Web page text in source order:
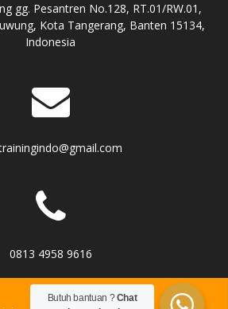
gg. Pesantren No.128, RT.01/RW.01,
Kota Tangerang, Banten 15134,
Indonesia
0813 4958 9616
Butuh bantuan ?Chat